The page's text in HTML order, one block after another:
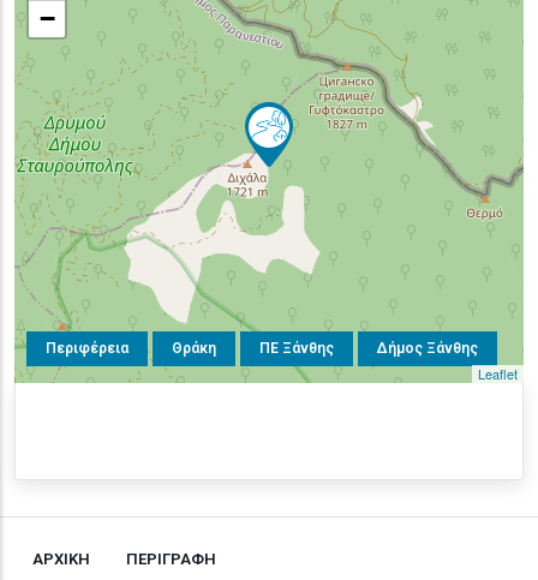
Περιφέρεια Θράκη ΠΕ Ξάνθης Δήμος Ξάνθης
−
Leaflet
ΑΡΧΙΚΗ ΠΕΡΙΓΡΑΦΗ